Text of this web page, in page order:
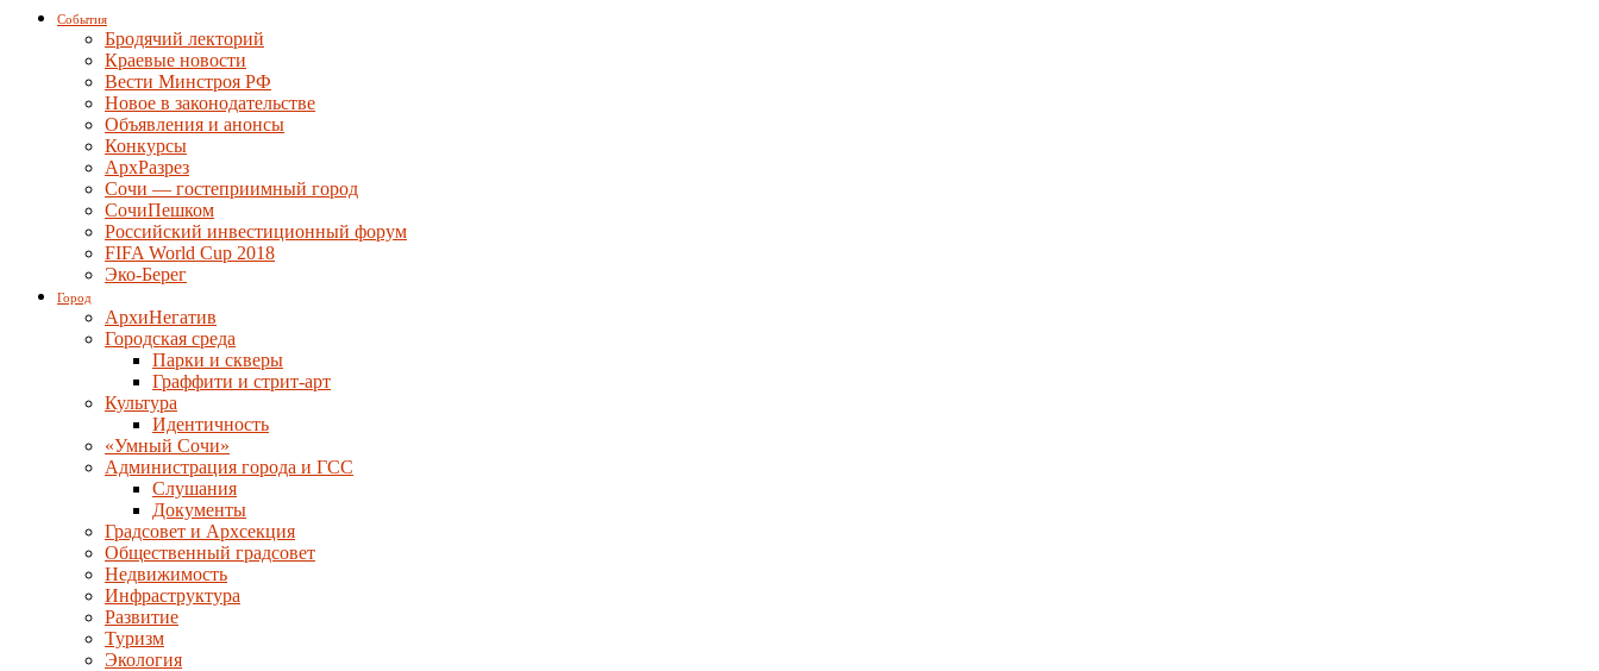
События
Бродячий лекторий
Краевые новости
Вести Минстроя РФ
Новое в законодательстве
Объявления и анонсы
Конкурсы
АрхРазрез
Сочи — гостеприимный город
СочиПешком
Российский инвестиционный форум
FIFA World Cup 2018
Эко-Берег
Город
АрхиНегатив
Городская среда
Парки и скверы
Граффити и стрит-арт
Культура
Идентичность
«Умный Сочи»
Администрация города и ГСС
Слушания
Документы
Градсовет и Архсекция
Общественный градсовет
Недвижимость
Инфраструктура
Развитие
Туризм
Экология